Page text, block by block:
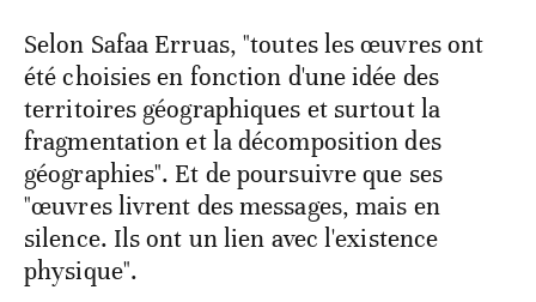
Selon Safaa Erruas, "toutes les œuvres ont
été choisies en fonction d'une idée des
territoires géographiques et surtout la
fragmentation et la décomposition des
géographies". Et de poursuivre que ses
"œuvres livrent des messages, mais en
silence. Ils ont un lien avec l'existence
physique".